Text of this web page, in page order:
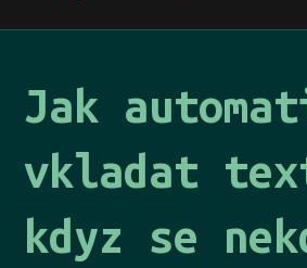
Jak
vkladat
kdyz se